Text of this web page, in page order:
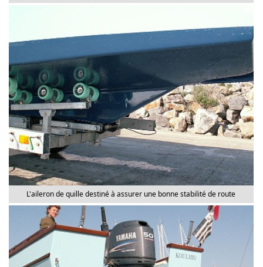
L'aileron de quille destiné à assurer une bonne stabilité de route